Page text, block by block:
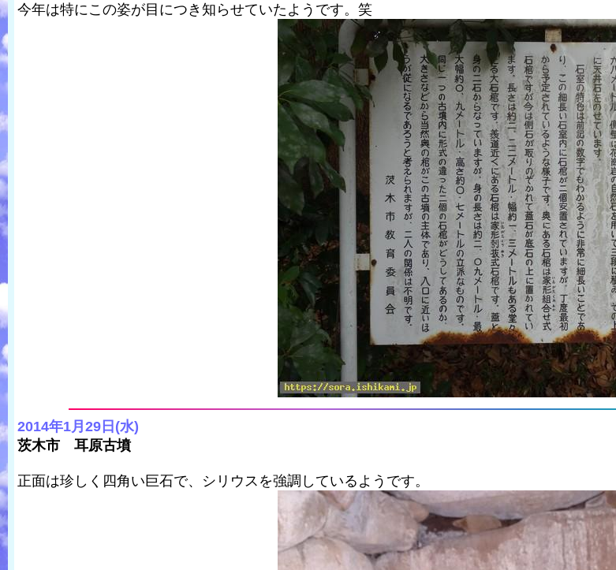
今年は特にこの姿が目につき知らせていたようです。笑
2014年1月29日(水)
茨木市 耳原古墳
正面は珍しく四角い巨石で、シリウスを強調しているようです。